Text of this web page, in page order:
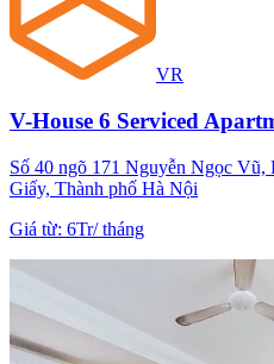
VR
V-House 6 Serviced
Số 40 ngõ 171 Nguyễn Ngọc Vũ,
Giấy, Thành phố Hà Nội
Giá từ: 6Tr/tháng